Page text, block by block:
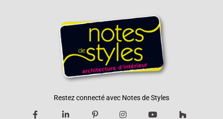
Restez connecté avec Notes de Styles